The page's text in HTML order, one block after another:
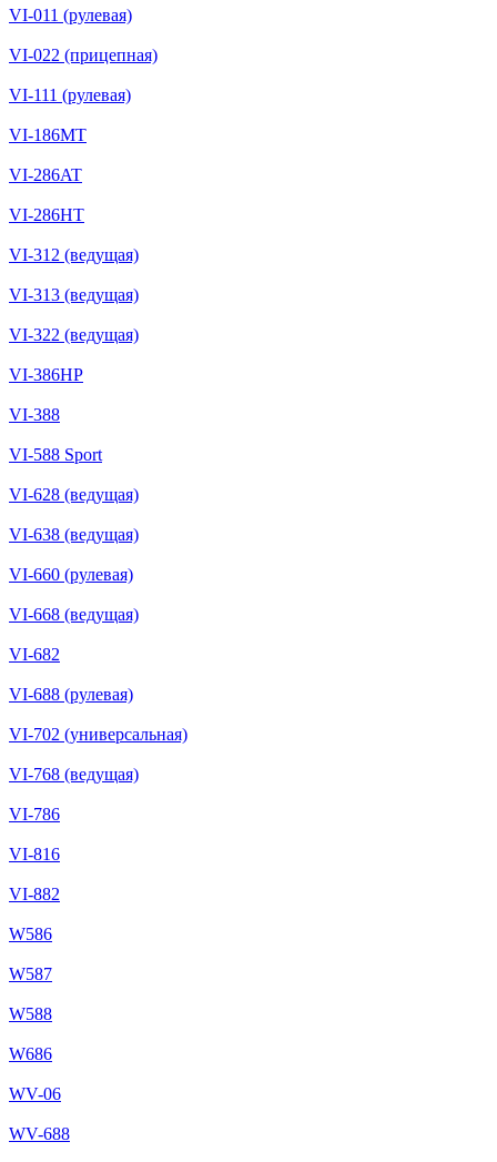
VI-011 (рулевая)
VI-022 (прицепная)
VI-111 (рулевая)
VI-186MT
VI-286AT
VI-286HT
VI-312 (ведущая)
VI-313 (ведущая)
VI-322 (ведущая)
VI-386HP
VI-388
VI-588 Sport
VI-628 (ведущая)
VI-638 (ведущая)
VI-660 (рулевая)
VI-668 (ведущая)
VI-682
VI-688 (рулевая)
VI-702 (универсальная)
VI-768 (ведущая)
VI-786
VI-816
VI-882
W586
W587
W588
W686
WV-06
WV-688